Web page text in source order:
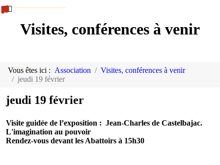
Visites, conférences à venir
Vous êtes ici : Association
Visites, conférences à venir
jeudi 19 février
jeudi 19 février
Visite guidée de l’exposition : Jean-Charles de Castelbajac.
L'imagination au pouvoir
Rendez-vous devant les Abattoirs à 15h30